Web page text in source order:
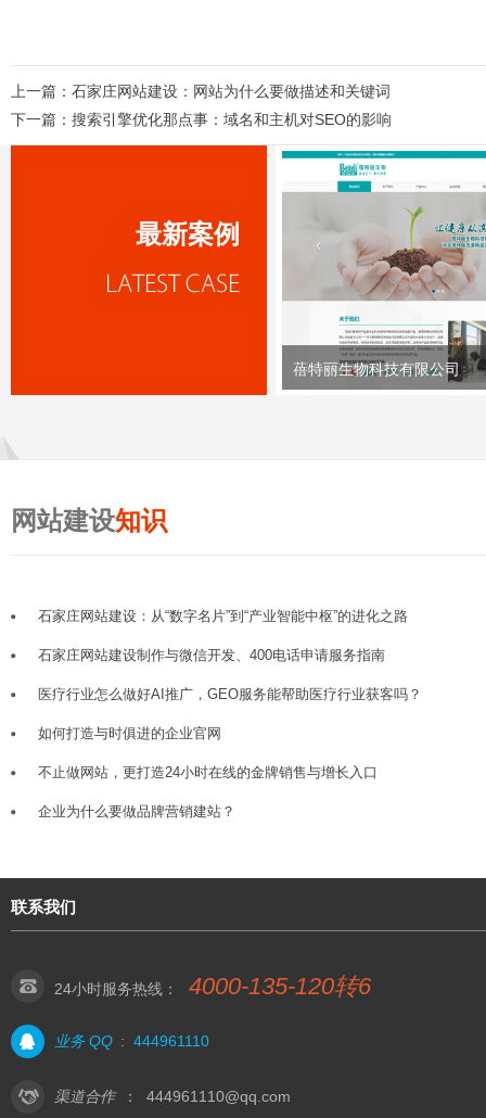
上一篇： 石家庄网站建设：网站为什么要做描述和关键词
下一篇： 搜索引擎优化那点事：域名和主机对SEO的影响
最新案例
蓓特丽生物科技有限公司
网站建设知识
石家庄网站建设：从“数字名片”到“产业智能中枢”的进化之路
石家庄网站建设制作与微信开发、400电话申请服务指南
医疗行业怎么做好AI推广，GEO服务能帮助医疗行业获客吗？
如何打造与时俱进的企业官网
不止做网站，更打造24小时在线的金牌销售与增长入口
企业为什么要做品牌营销建站？
联系我们
24小时服务热线： 4000-135-120转6
业务 QQ : 444961110
渠道合作 ： 444961110@qq.com